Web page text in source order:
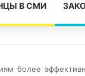
В СМИ
более